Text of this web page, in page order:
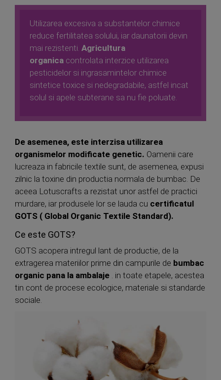
Utilizarea excesiva a substantelor chimice
reduce fertilitatea solului, iar daunatorii devin
mai rezistenti. Agricultura
organica controlata interzice utilizarea
pesticidelor si ingrasamintelor chimice
sintetice toxice si nedegradabile, astfel incat
solul si apele subterane sa nu fie poluate.
De asemenea, este interzisa utilizarea
organismelor modificate genetic. Oamenii care
lucreaza in fabricile textile sunt, de asemenea, expusi
zilnic la toxine din productia normala de bumbac. De
aceea Lotuscrafts a rezistat unor astfel de practici
murdare, iar produsele lor se lauda cu certificatul
GOTS ( Global Organic Textile Standard).
Ce este GOTS?
GOTS acopera intregul lant de productie, de la
extragerea materiilor prime din campurile de bumbac
organic pana la ambalaje . in toate etapele, acestea
tin cont de procese ecologice, materiale si standarde
sociale.